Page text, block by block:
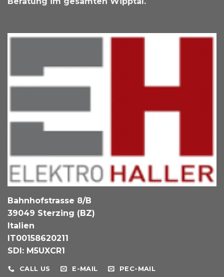
Bahnhofstrasse 8/B
39049 Sterzing (BZ)
Italien
IT00158620211
SDI: M5UXCR1
CALL US E-MAIL PEC-MAIL